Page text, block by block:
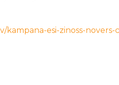
kampana-esi-zinoss-